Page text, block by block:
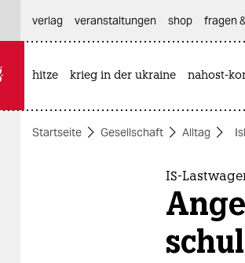
themen
verlag
veranstaltungen shop fragen
hitze krieg in der ukraine nahost-
Startseite Gesellschaft Alltag
IS-